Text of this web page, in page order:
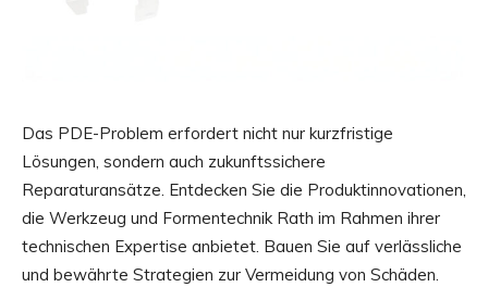
Das PDE-Problem erfordert nicht nur kurzfristige
Lösungen, sondern auch zukunftssichere
Reparaturansätze. Entdecken Sie die Produktinnovationen,
die Werkzeug und Formentechnik Rath im Rahmen ihrer
technischen Expertise anbietet. Bauen Sie auf verlässliche
und bewährte Strategien zur Vermeidung von Schäden.